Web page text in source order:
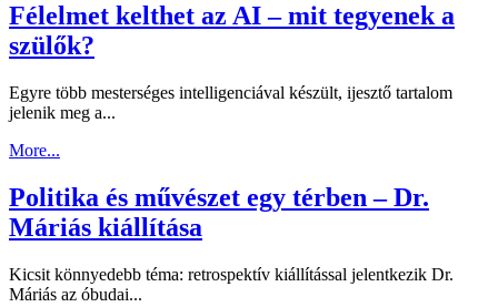
Félelmet kelthet az AI – mit tegyenek a
szülők?
Egyre több mesterséges intelligenciával készült, ijesztő tartalom
jelenik meg a...
More...
Politika és művészet egy térben – Dr.
Máriás kiállítása
Kicsit könnyedebb téma: retrospektív kiállítással jelentkezik Dr.
Máriás az óbudai...